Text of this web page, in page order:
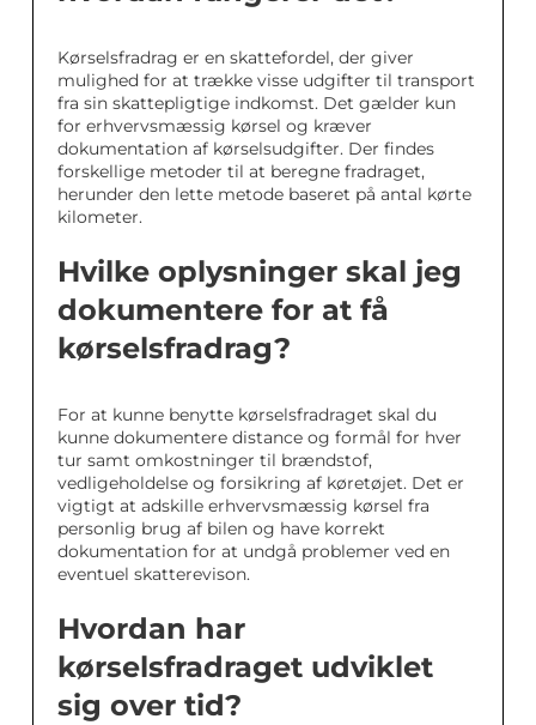
Kørselsfradrag er en skattefordel, der giver
mulighed for at trække visse udgifter til transport
fra sin skattepligtige indkomst. Det gælder kun
for erhvervsmæssig kørsel og kræver
dokumentation af kørselsudgifter. Der findes
forskellige metoder til at beregne fradraget,
herunder den lette metode baseret på antal kørte
kilometer.
Hvilke oplysninger skal jeg
dokumentere for at få
kørselsfradrag?
For at kunne benytte kørselsfradraget skal du
kunne dokumentere distance og formål for hver
tur samt omkostninger til brændstof,
vedligeholdelse og forsikring af køretøjet. Det er
vigtigt at adskille erhvervsmæssig kørsel fra
personlig brug af bilen og have korrekt
dokumentation for at undgå problemer ved en
eventuel skatterevison.
Hvordan har
kørselsfradraget udviklet
sig over tid?